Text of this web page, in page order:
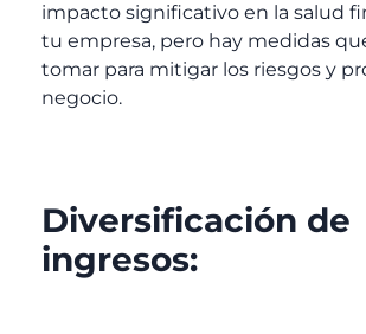
impacto significativo en la salud
tu empresa, pero hay medidas
tomar para mitigar los riesgos y
negocio.
Diversificación de
ingresos: